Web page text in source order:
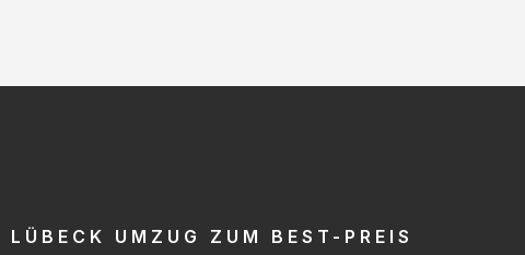
LÜBECK UMZUG ZUM BEST-PREIS